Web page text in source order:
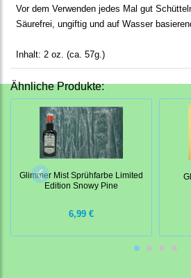
Vor dem Verwenden jedes Mal gut
Säurefrei, ungiftig und auf Wasser
Inhalt: 2 oz. (ca. 57g.)
Ähnliche Produkte:
Glimmer Mist Sprühfarbe Limited
Edition Snowy Pine
6,99 €